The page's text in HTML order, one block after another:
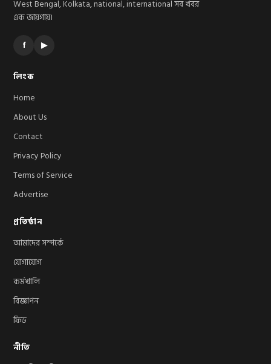
West Bengal, Kolkata, national, international সব খবর
এক জায়গায়।
f ▶
লিংক
Home
About Us
Contact
Privacy Policy
Terms of Service
Advertise
প্রতিষ্ঠান
আমাদের সম্পর্কে
যোগাযোগ
কর্মখালি
বিজ্ঞাপন
ফিড
নীতি